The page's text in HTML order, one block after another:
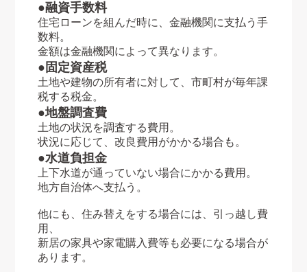
●融資手数料
住宅ローンを組んだ時に、金融機関に支払う手
数料。
金額は金融機関によって異なります。
●固定資産税
土地や建物の所有者に対して、市町村が毎年課
税する税金。
●地盤調査費
土地の状況を調査する費用。
状況に応じて、改良費用がかかる場合も。
●水道負担金
上下水道が通っていない場合にかかる費用。
地方自治体へ支払う。
他にも、住み替えをする場合には、引っ越し費
用、
新居の家具や家電購入費等も必要になる場合が
あります。